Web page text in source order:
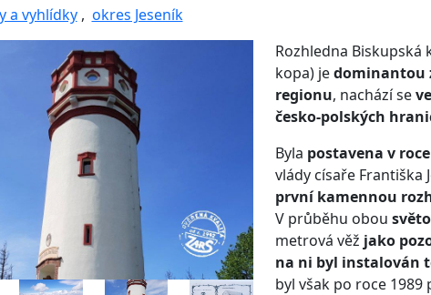
a vyhlídky, okres Jeseník
Rozhledna Biskupská
kopa) jedominantou
regionu, nachází se
česko-polských
Byla postavena v
vlády císaře Františka
první kamennou
V průběhu obou
metrová věž jako
na ni byl instalován
byl však po roce